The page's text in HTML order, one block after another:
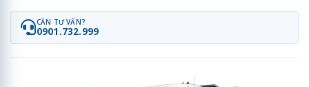
CẦN TƯ VẤN?
0901.732.999